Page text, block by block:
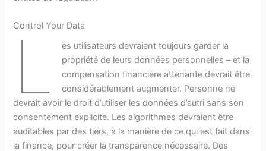
Control Your Data
L
es utilisateurs devraient toujours garder la
propriété de leurs données personnelles – et la
compensation financière attenante devrait être
considérablement augmenter. Personne ne
devrait avoir le droit d’utiliser les données d’autri sans son
consentement explicite. Les algorithmes devraient être
auditables par des tiers, à la manière de ce qui est fait dans
la finance, pour créer la transparence nécessaire. Des